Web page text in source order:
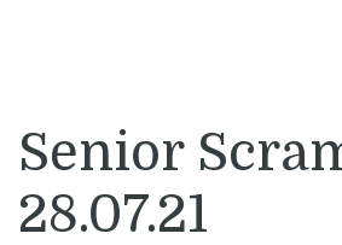
Senior
28.07.21